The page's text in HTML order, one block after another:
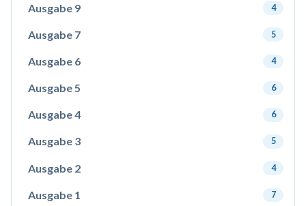
Ausgabe 9 4
Ausgabe 7 5
Ausgabe 6 4
Ausgabe 5 6
Ausgabe 4 6
Ausgabe 3 5
Ausgabe 2 4
Ausgabe 1 7